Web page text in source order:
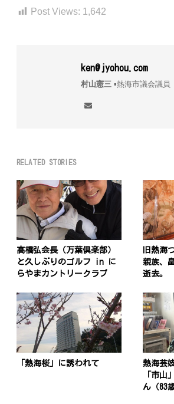
Post Views: 1,642
ken@jyohou.com
村山憲三▪︎熱海市議会議
RELATED STORIES
髙橋弘会長（万葉倶楽部）
と久しぶりのゴルフ in に
らやまカントリークラブ
旧熱海
親族、
逝去。
「熱海桜」に誘われて
熱海芸
「市山
ん（83